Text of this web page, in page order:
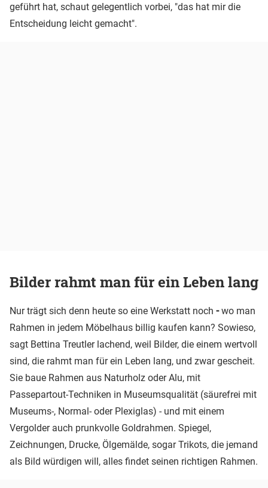
geführt hat, schaut gelegentlich vorbei, "das hat mir die
Entscheidung leicht gemacht".
Bilder rahmt man für ein Leben lang
Nur trägt sich denn heute so eine Werkstatt noch -wo man
Rahmen in jedem Möbelhaus billig kaufen kann? Sowieso,
sagt Bettina Treutler lachend, weil Bilder, die einem wertvoll
sind, die rahmt man für ein Leben lang, und zwar gescheit.
Sie baue Rahmen aus Naturholz oder Alu, mit
Passepartout-Techniken in Museumsqualität (säurefrei mit
Museums-, Normal- oder Plexiglas) - und mit einem
Vergolder auch prunkvolle Goldrahmen. Spiegel,
Zeichnungen, Drucke, Ölgemälde, sogar Trikots, die jemand
als Bild würdigen will, alles findet seinen richtigen Rahmen.